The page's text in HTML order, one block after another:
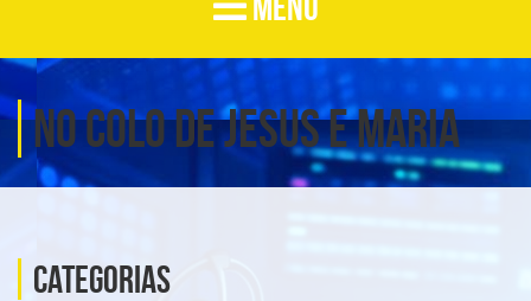
No colo de Jesus e Maria
Categorias